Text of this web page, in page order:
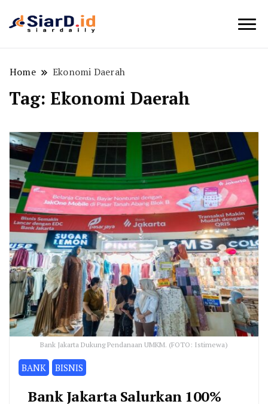
Home Ekonomi Daerah
Tag: Ekonomi Daerah
Bank Jakarta Dukung Pendanaan UMKM. (FOTO: Istimewa)
BANK BISNIS
Bank Jakarta Salurkan 100%